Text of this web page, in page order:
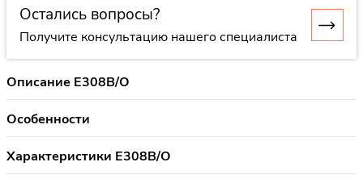
Остались вопросы?
Получите консультацию нашего специалиста
Описание E308B/O
Особенности
Характеристики E308B/O